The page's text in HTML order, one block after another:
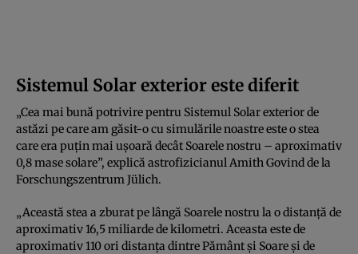
Sistemul Solar exterior este diferit
„Cea mai bună potrivire pentru Sistemul Solar exterior de
astăzi pe care am găsit-o cu simulările noastre este o stea
care era puțin mai ușoară decât Soarele nostru – aproximativ
0,8 mase solare”, explică astrofizicianul Amith Govind de la
Forschungszentrum Jülich.
„Această stea a zburat pe lângă Soarele nostru la o distanță de
aproximativ 16,5 miliarde de kilometri. Aceasta este de
aproximativ 110 ori distanța dintre Pământ și Soare și de